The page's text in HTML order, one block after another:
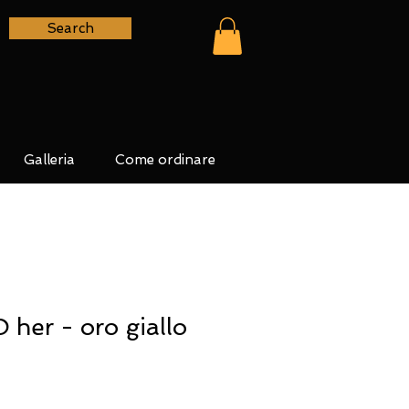
Search
Galleria Come ordinare
her - oro giallo